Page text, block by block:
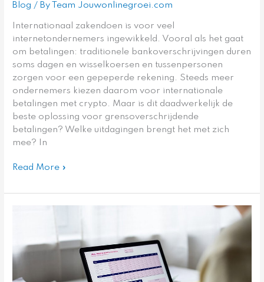
Blog / By Team Jouwonlinegroei.com
Internationaal zakendoen is voor veel
internetondernemers ingewikkeld. Vooral als het gaat
om betalingen: traditionele bankoverschrijvingen duren
soms dagen en wisselkoersen en tussenpersonen
zorgen voor een gepeperde rekening. Steeds meer
ondernemers kiezen daarom voor internationale
betalingen met crypto. Maar is dit daadwerkelijk de
beste oplossing voor grensoverschrijdende
betalingen? Welke uitdagingen brengt het met zich
mee? In
Read More »
deze
tools
houd